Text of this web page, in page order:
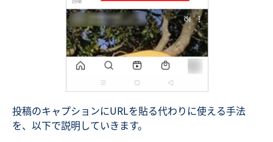
投稿のキャプションにURLを貼る代わりに使える手法
を、以下で説明していきます。